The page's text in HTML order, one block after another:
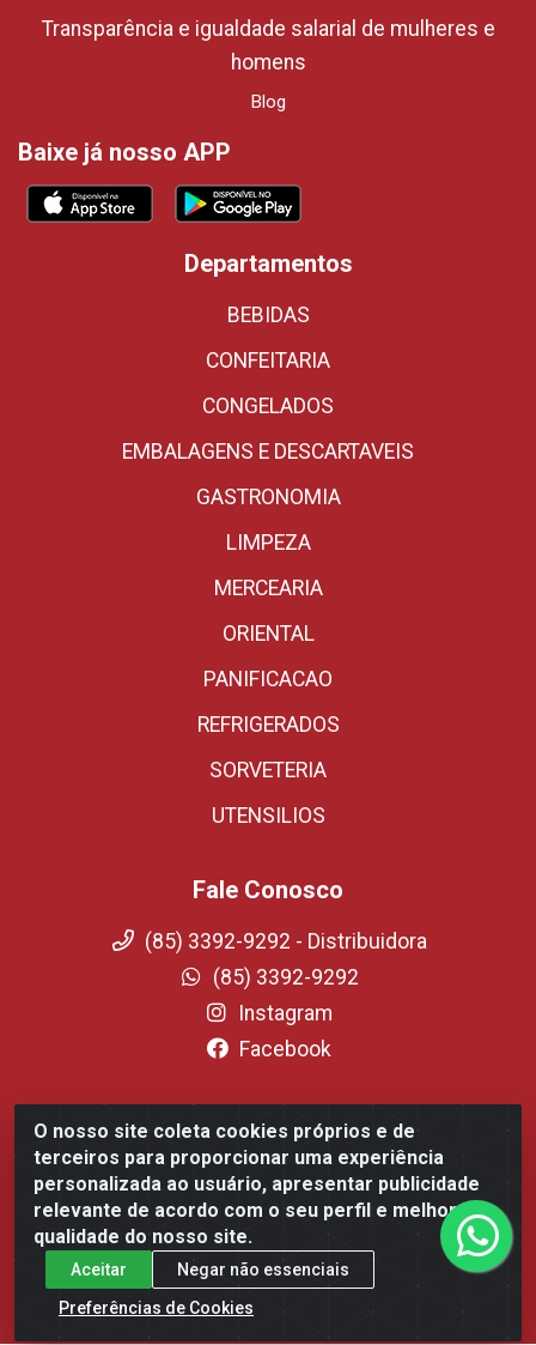
O nosso site coleta cookies próprios e de
terceiros para proporcionar uma experiência
personalizada ao usuário, apresentar publicidade
relevante de acordo com o seu perfil e melhorar a
qualidade do nosso site.
Aceitar
Negar não essenciais
Preferências de Cookies
Transparência e igualdade salarial de mulheres e
homens
Blog
Baixe já nosso APP
Departamentos
BEBIDAS
CONFEITARIA
CONGELADOS
EMBALAGENS E DESCARTAVEIS
GASTRONOMIA
LIMPEZA
MERCEARIA
ORIENTAL
PANIFICACAO
REFRIGERADOS
SORVETERIA
UTENSILIOS
Fale Conosco
(85) 3392-9292 - Distribuidora
(85) 3392-9292
Instagram
Facebook
Fortali Distribuidora de Alimentos LTDA - Avenida Tomaz
Coelho, 1268 - Messejana, Fortaleza/CE - CEP 60.863-254-
CNPJ 09.317.318.0001-75